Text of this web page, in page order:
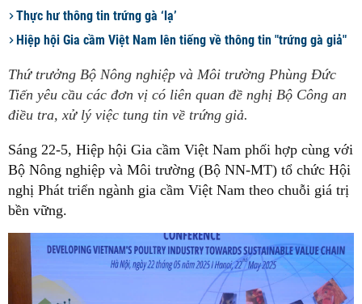
Thực hư thông tin trứng gà ‘lạ’
Hiệp hội Gia cầm Việt Nam lên tiếng về thông tin "trứng gà giả"
Thứ trưởng Bộ Nông nghiệp và Môi trường Phùng Đức
Tiến yêu cầu các đơn vị có liên quan đề nghị Bộ Công an
điều tra, xử lý việc tung tin về trứng giả.
Sáng 22-5, Hiệp hội Gia cầm Việt Nam phối hợp cùng với
Bộ Nông nghiệp và Môi trường (Bộ NN-MT) tổ chức Hội
nghị Phát triển ngành gia cầm Việt Nam theo chuỗi giá trị
bền vững.